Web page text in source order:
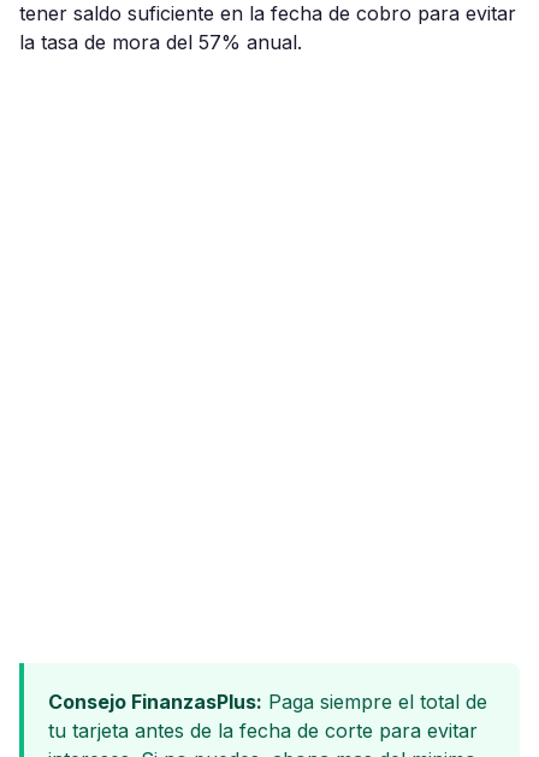
tener saldo suficiente en la fecha de cobro para evitar
la tasa de mora del 57% anual.
Consejo FinanzasPlus: Paga siempre el total de
tu tarjeta antes de la fecha de corte para evitar